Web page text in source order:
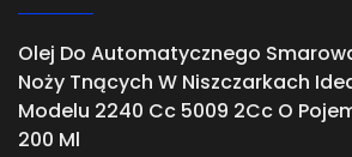
Olej Do Automatycznego
Noży Tnących W Niszczarkach
Modelu 2240 Cc 5009 2Cc O
200 Ml